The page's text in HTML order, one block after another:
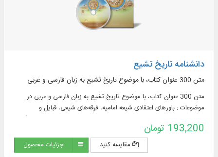
دانشنامه تاریخ تشیع
متن 300 عنوان کتاب، با موضوع تاريخ تشيع به زبان فارسی و عربی
متن 300 عنوان کتاب، با موضوع تاريخ تشيع به زبان فارسی و عربی در
موضوعات : باورهای اعتقادی شیعه امامیه، فرقه‌های شیعی، قبایل و
تمدن شیعی، پراکندگی جغرافیایی شیعیان و ...
193,200 تومان
مقایسه کنید جزئیات محصول